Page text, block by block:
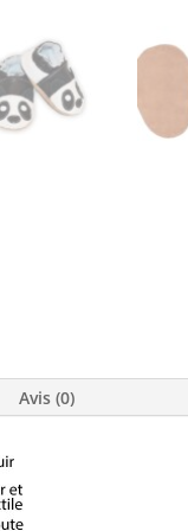
Avis (0)